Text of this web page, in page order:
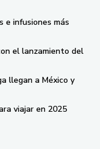
e infusiones más
el lanzamiento del
llegan a México y
viajar en 2025